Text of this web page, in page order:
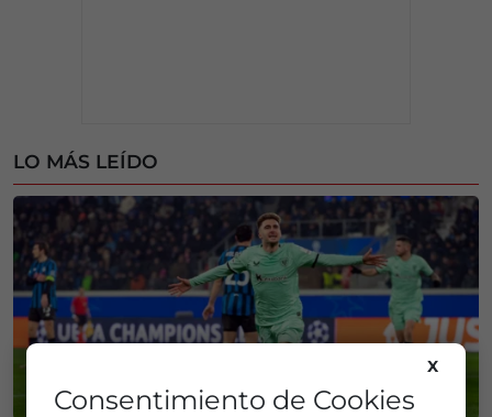
LO MÁS LEÍDO
X
Consentimiento de Cookies